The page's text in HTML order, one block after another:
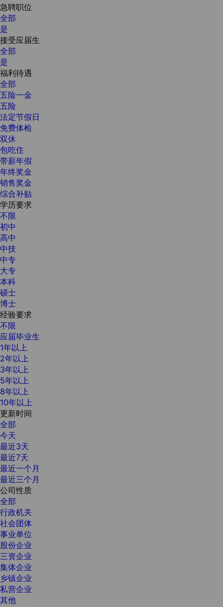
急聘职位
全部
是
接受应届生
全部
是
福利待遇
全部
五险一金
五险
法定节假日
免费体检
双休
包吃住
带薪年假
年终奖金
销售奖金
综合补贴
学历要求
不限
初中
高中
中技
中专
大专
本科
硕士
博士
经验要求
不限
应届毕业生
1年以上
2年以上
3年以上
5年以上
8年以上
10年以上
更新时间
全部
今天
最近3天
最近7天
最近一个月
最近三个月
公司性质
全部
行政机关
社会团体
事业单位
股份企业
三资企业
集体企业
乡镇企业
私营企业
其他